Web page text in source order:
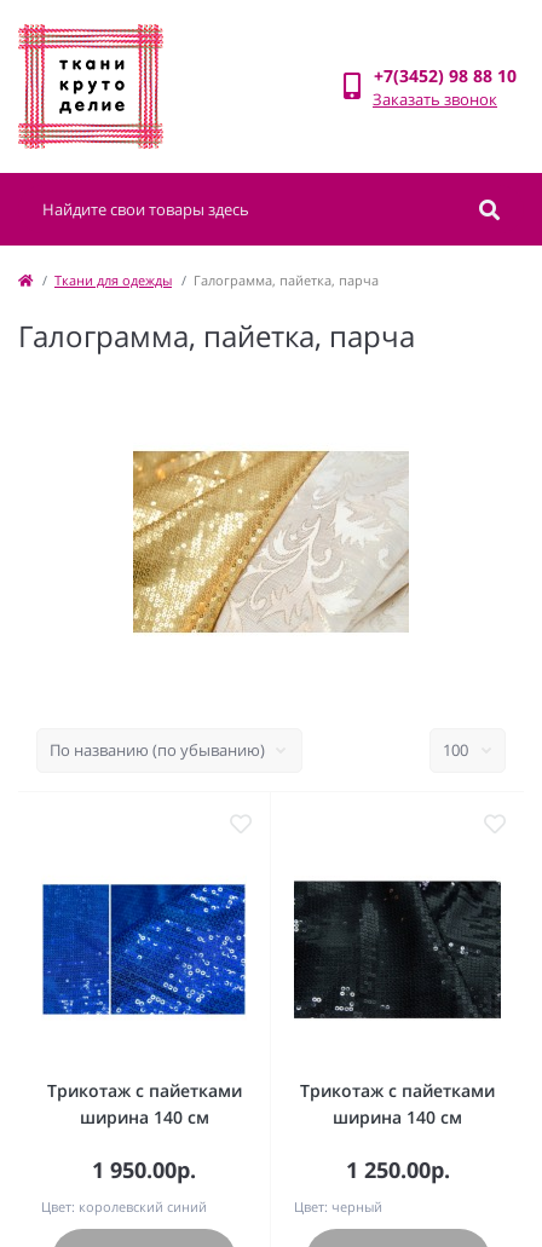
+7(3452) 98 88 10
Заказать звонок
Ткани для одежды Галограмма, пайетка, парча
Галограмма, пайетка, парча
Трикотаж с пайетками
ширина 140 см
1 950.00р.
Цвет: королевский синий
Трикотаж с пайетками
ширина 140 см
1 250.00р.
Цвет: черный